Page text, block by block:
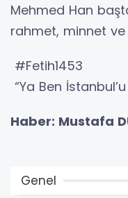
Mehmed Han
rahmet, minnet ve
#Fetih1453
“Ya Ben
Haber: Mustafa
Genel